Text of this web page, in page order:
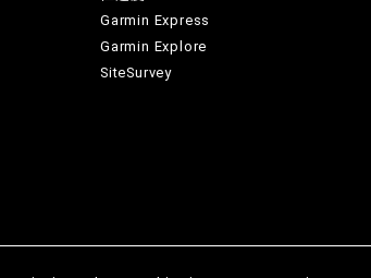
Garmin Express
Garmin Explore
SiteSurvey